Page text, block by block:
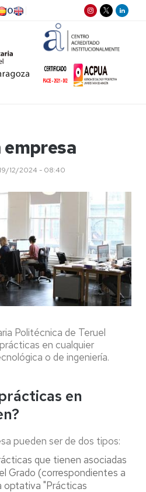
12/2024 - 08:40
Politécnica de Teruel
en cualquier
o de ingeniería.
en
pueden ser de dos tipos:
que tienen asociadas
Grado (correspondientes a
optativa "Prácticas